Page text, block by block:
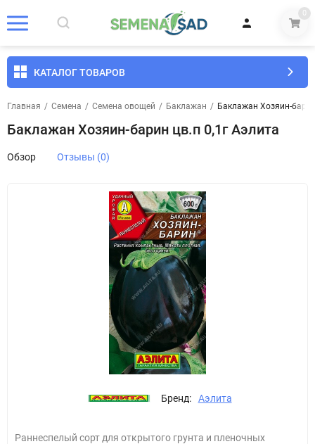
0
КАТАЛОГ ТОВАРОВ
Главная / Семена / Семена овощей / Баклажан / Баклажан Хозяин-
Баклажан Хозяин-барин цв.п 0,1г Аэлита
Обзор Отзывы (0)
Бренд: Аэлита
Раннеспелый сорт для открытого грунта и пленочных